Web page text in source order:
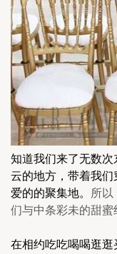
知道我们来了无数
云的地方，带着我
爱的的聚集地。
所以
们与中条彩未的甜蜜
在相约吃吃喝喝逛